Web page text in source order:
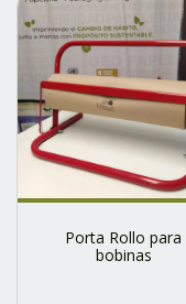
Porta Rollo para
bobinas